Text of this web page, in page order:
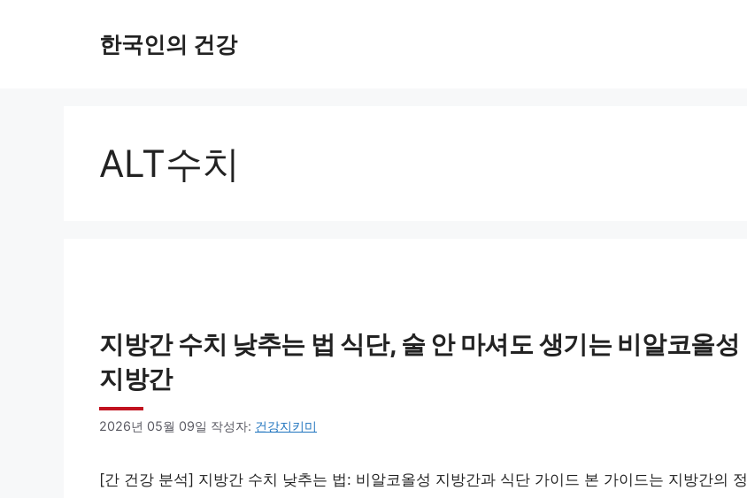
한국인의 건강
ALT수치
지방간 수치 낮추는 법 식단, 술 안 마셔도 생기는 비알코올성
지방간
2026년 05월 09일 작성자: 건강지키미
[간 건강 분석] 지방간 수치 낮추는 법: 비알코올성 지방간과 식단 가이드 본 가이드는 지방간의 정